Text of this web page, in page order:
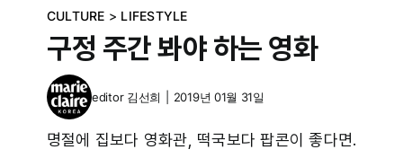
CULTURE > LIFESTYLE
구정 주간 봐야 하는 영화
editor 김선희 2019년 01월 31일
명절에 집보다 영화관, 떡국보다 팝콘이 좋다면.